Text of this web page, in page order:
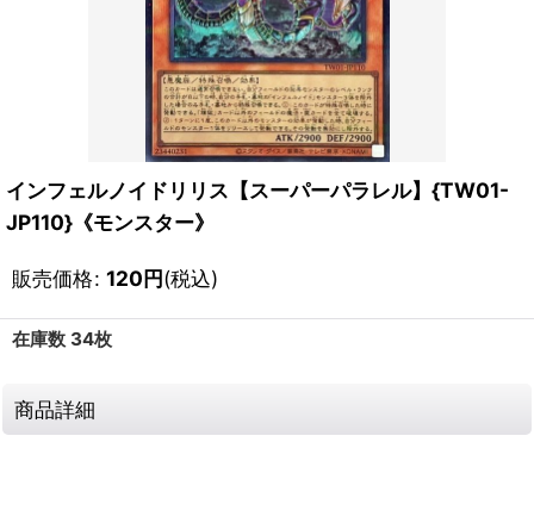
インフェルノイドリリス【スーパーパラレル】{TW01-
JP110}《モンスター》
販売価格: 120円(税込)
在庫数 34枚
商品詳細